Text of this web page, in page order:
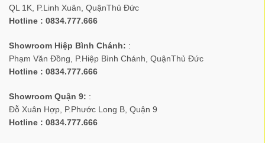
QL 1K, P.Linh Xuân, QuậnThủ Đức
Hotline : 0834.777.666
Showroom Hiệp Bình Chánh: :
Phạm Văn Đồng, P.Hiệp Bình Chánh, QuậnThủ Đức
Hotline : 0834.777.666
Showroom Quận 9: :
Đỗ Xuân Hợp, P.Phước Long B, Quận 9
Hotline : 0834.777.666